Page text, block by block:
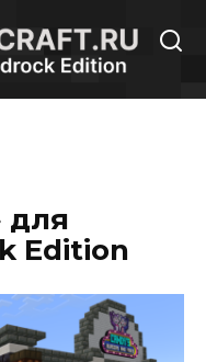
для
Edition